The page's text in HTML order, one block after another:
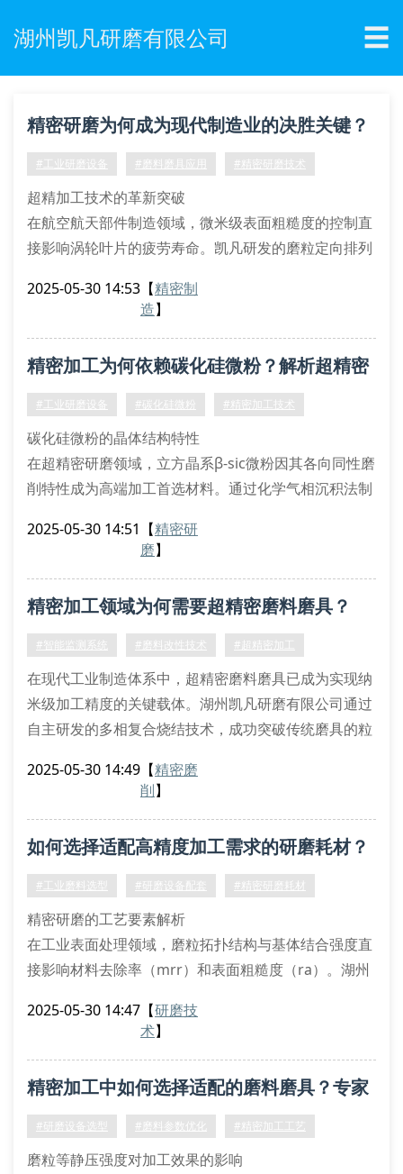
湖州凯凡研磨有限公司 ☰
精密研磨为何成为现代制造业的决胜关键？
#工业研磨设备 #磨料磨具应用 #精密研磨技术
超精加工技术的革新突破
在航空航天部件制造领域，微米级表面粗糙度的控制直
接影响涡轮叶片的疲劳寿命。凯凡研发的磨粒定向排列
在高速切削时保持0.8μm的形位公差。这项突破性工艺
多轴联动研磨设备体系
五轴联动平面研磨机采用摆线减速系统
2025-05-30 14:53 【精密制
造】
精密加工为何依赖碳化硅微粉？解析超精密
研磨核心材料
#工业研磨设备 #碳化硅微粉 #精密加工技术
碳化硅微粉的晶体结构特性
在超精密研磨领域，立方晶系β-sic微粉因其各向同性磨
削特性成为高端加工首选材料。通过化学气相沉积法制
级的物性指标远超传统氧化铝磨料。在晶圆减薄工艺
精密研磨的流体动力学模型
基于纳维-斯托克斯方程建立的研磨液流场模型
2025-05-30 14:51 【精密研
磨】
精密加工领域为何需要超精密磨料磨具？
#智能监测系统 #磨料改性技术 #超精密加工
在现代工业制造体系中，超精密磨料磨具已成为实现纳
米级加工精度的关键载体。湖州凯凡研磨有限公司通过
自主研发的多相复合烧结技术，成功突破传统磨具的粒
项创新填补了国内在ufpg领域的空白。
具备独特的三维网状气孔结构。这种通过梯度造孔工艺
形成的孔隙系统，可将冷却液导
2025-05-30 14:49 【精密磨
削】
如何选择适配高精度加工需求的研磨耗材？
#工业磨料选型 #研磨设备配套 #精密研磨耗材
精密研磨的工艺要素解析
在工业表面处理领域，磨粒拓扑结构与基体结合强度直
接影响材料去除率（mrr）和表面粗糙度（ra）。湖州
实现磨粒自锐性提升42%，在钛合金镜面加工中达到
密成型加工。
磨料性能关键指标对比
2025-05-30 14:47 【研磨技
术】
精密加工中如何选择适配的磨料磨具？专家
解析关键参数
#研磨设备选型 #磨料参数优化 #精密加工工艺
磨粒等静压强度对加工效果的影响